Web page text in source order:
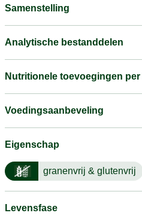
Samenstelling
Analytische bestanddelen
Nutritionele toevoegingen per
Voedingsaanbeveling
Eigenschap
granenvrij & glutenvrij
Levensfase